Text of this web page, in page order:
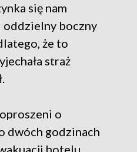
się nam
oddzielny boczny
że to
straż
o
dwóch godzinach